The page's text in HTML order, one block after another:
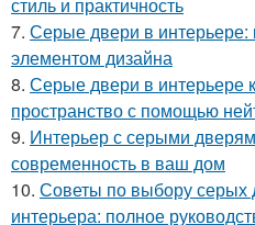
7. Серые двери в интерьере:
элементом дизайна
8. Серые двери в интерьере
пространство с помощью
9. Интерьер с серыми
современность в ваш дом
10. Советы по выбору серых
интерьера: полное